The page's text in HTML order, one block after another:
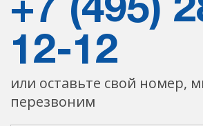
+7 (495)
12-12
или оставьте свой номер,
перезвоним